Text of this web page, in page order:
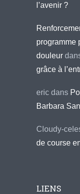
l’avenir ?
programme
douleur
grâce à
eric dans
Barbara
Cloudy-
de course
LIENS